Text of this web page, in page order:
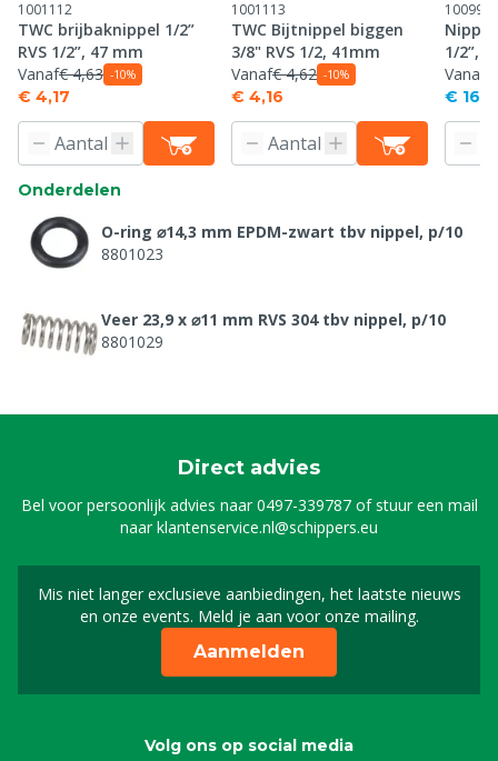
1001112
TWC brijbaknippel 1/2”
RVS 1/2”, 47 mm
Vanaf€ 4,63 -10%
€ 4,17
1001113
TWC Bijtnippel biggen
3/8" RVS 1/2, 41mm
Vanaf€ 4,62 -10%
€ 4,16
1009949
1/2”,
Vanaf
€
Onderdelen
O-ring ⌀14,3 mm EPDM-zwart tbv nippel, p/10
8801023
Veer 23,9 x ⌀11 mm RVS 304 tbv nippel, p/10
8801029
Direct advies
Bel voor persoonlijk advies naar0497-339787of stuur een mail
naarklantenservice.nl@schippers.eu
Mis niet langer exclusieve aanbiedingen, het laatste nieuws
en onze events. Meld je aan voor onze mailing.
Schrijf je in voor onze
Aanmelden
Volg ons op social media